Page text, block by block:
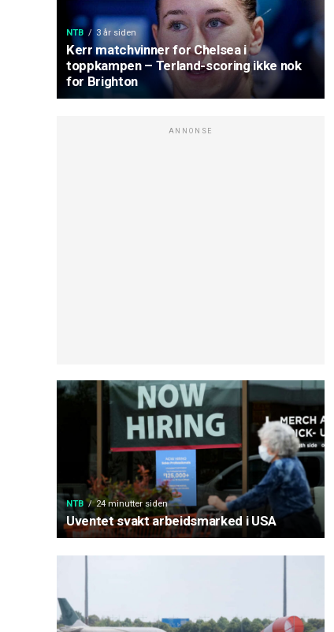
NTB 3 år siden
Kerr matchvinner for Chelsea i
toppkampen – Terland-scoring ikke nok
for Brighton
ANNONSE
NTB 24 minutter siden
Uventet svakt arbeidsmarked i USA